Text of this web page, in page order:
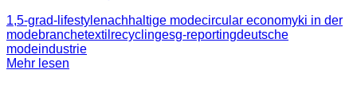
1,5-grad-lifestylenachhaltige modecircular economyki in der
modebranchetextilrecyclingesg-reportingdeutsche
modeindustrie
Mehr lesen